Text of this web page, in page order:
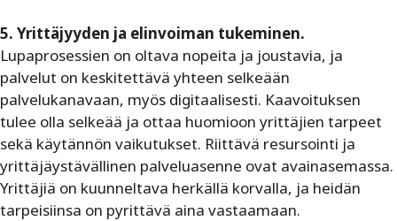
5. Yrittäjyyden ja elinvoiman tukeminen.
Lupaprosessien on oltava nopeita ja joustavia, ja
palvelut on keskitettävä yhteen selkeään
palvelukanavaan, myös digitaalisesti. Kaavoituksen
tulee olla selkeää ja ottaa huomioon yrittäjien tarpeet
sekä käytännön vaikutukset. Riittävä resursointi ja
yrittäjäystävällinen palveluasenne ovat avainasemassa.
Yrittäjiä on kuunneltava herkällä korvalla, ja heidän
tarpeisiinsa on pyrittävä aina vastaamaan.